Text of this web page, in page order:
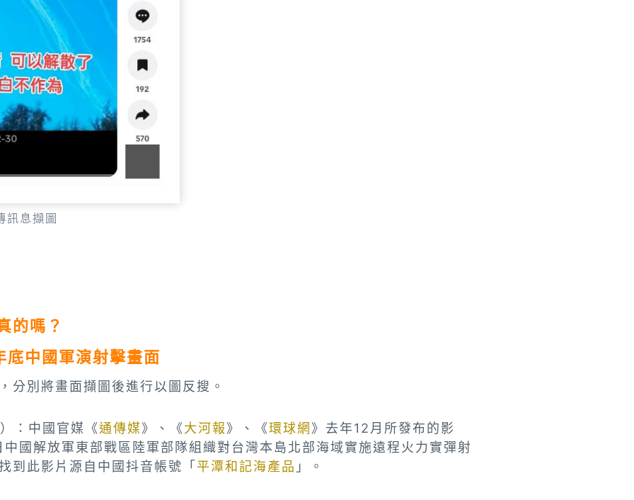
訊息擷圖
的嗎？
中國軍演射擊畫面
分別將畫面擷圖後進行以圖反搜。
：中國官媒《通傳媒》、《大河報》、《環球網 》去年12月所發布的影
國解放軍東部戰區陸軍部隊組織對台灣本島北部海域實施遠程火力實彈射
到此影片源自中國抖音帳號「 平潭和記海產品 」。